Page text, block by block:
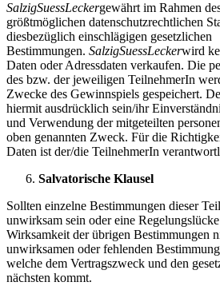
SalzigSuessLeckergewährt im Rahmen
größtmöglichen datenschutzrechtlichen
diesbezüglich einschlägigen gesetzlichen
Bestimmungen. SalzigSuessLeckerwird
Daten oder Adressdaten verkaufen. Die
des bzw. der jeweiligen TeilnehmerIn
Zwecke des Gewinnspiels gespeichert.
hiermit ausdrücklich sein/ihr
und Verwendung der mitgeteilten
oben genannten Zweck. Für die
Daten ist der/die TeilnehmerIn
Salvatorische Klausel
Sollten einzelne Bestimmungen dieser
unwirksam sein oder eine
Wirksamkeit der übrigen Bestimmungen
unwirksamen oder fehlenden
welche dem Vertragszweck und den
nächsten kommt.